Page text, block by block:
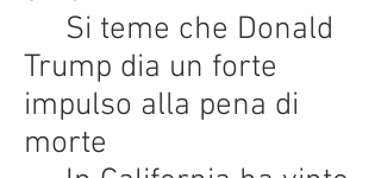
Si teme che Donald
Trump dia un forte
impulso alla pena di
morte